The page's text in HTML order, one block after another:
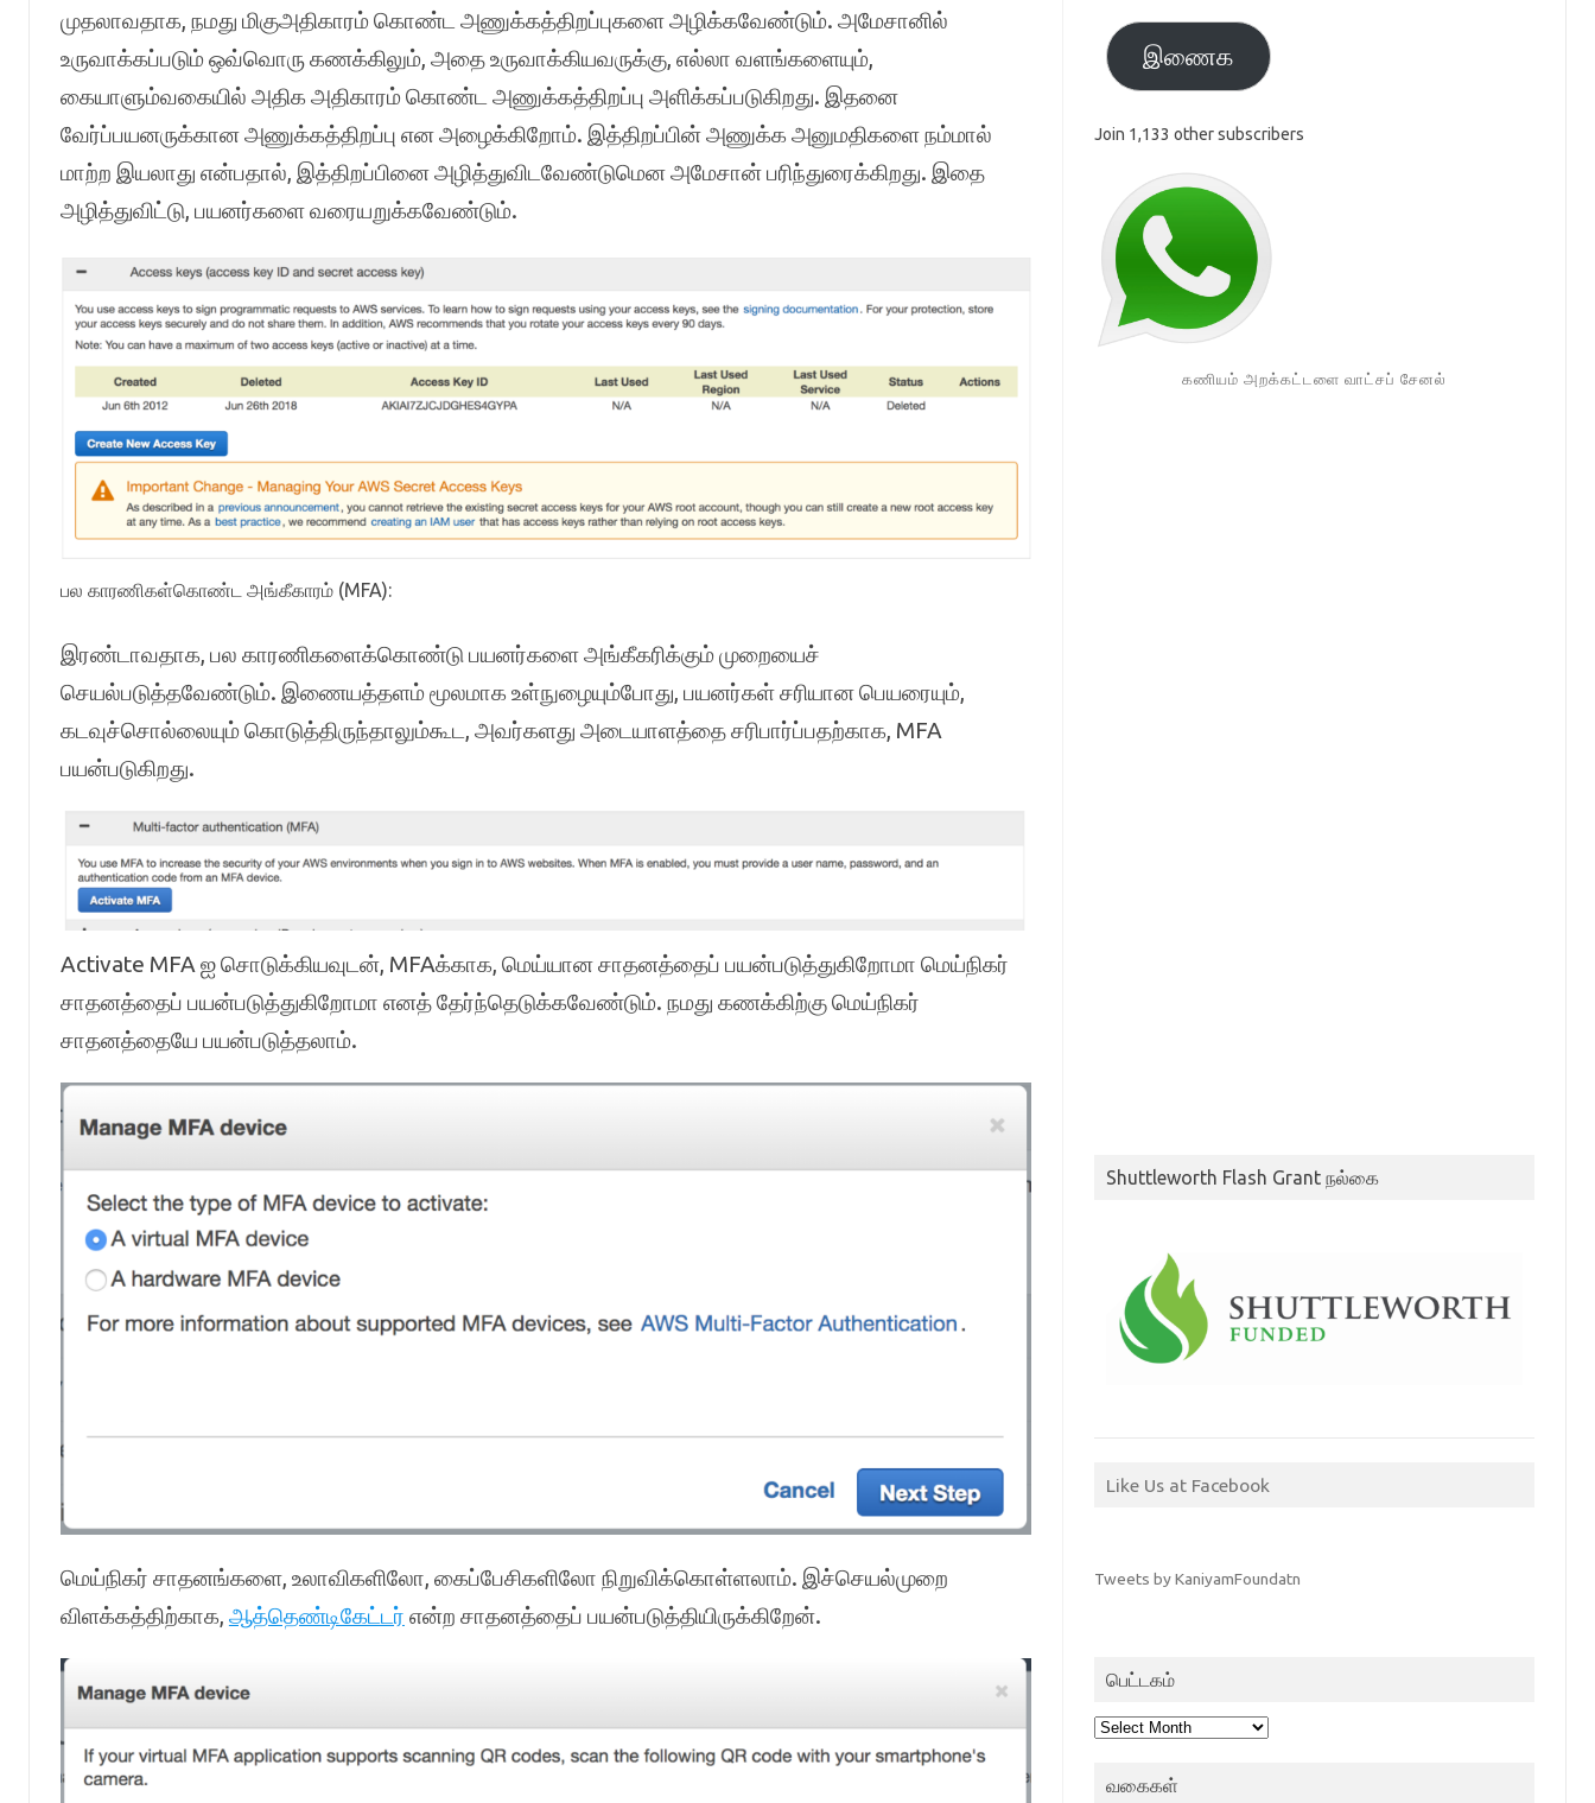
முதலாவதாக, நமது மிகுஅதிகாரம் கொண்ட அணுக்கத்திறப்புகளை அழிக்கவேண்டும். அமேசானில்
உருவாக்கப்படும் ஒவ்வொரு கணக்கிலும், அதை உருவாக்கியவருக்கு, எல்லா வளங்களையும்,
கையாளும்வகையில் அதிக அதிகாரம் கொண்ட அணுக்கத்திறப்பு அளிக்கப்படுகிறது. இதனை
வேர்ப்பயனருக்கான அணுக்கத்திறப்பு என அழைக்கிறோம். இத்திறப்பின் அணுக்க அனுமதிகளை நம்மால்
மாற்ற இயலாது என்பதால், இத்திறப்பினை அழித்துவிடவேண்டுமென அமேசான் பரிந்துரைக்கிறது. இதை
அழித்துவிட்டு, பயனர்களை வரையறுக்கவேண்டும்.
பல காரணிகள்கொண்ட அங்கீகாரம் (MFA):
இரண்டாவதாக, பல காரணிகளைக்கொண்டு பயனர்களை அங்கீகரிக்கும் முறையைச்
செயல்படுத்தவேண்டும். இணையத்தளம் மூலமாக உள்நுழையும்போது, பயனர்கள் சரியான பெயரையும்,
கடவுச்சொல்லையும் கொடுத்திருந்தாலும்கூட, அவர்களது அடையாளத்தை சரிபார்ப்பதற்காக, MFA
பயன்படுகிறது.
Activate MFA ஐ சொடுக்கியவுடன், MFAக்காக, மெய்யான சாதனத்தைப் பயன்படுத்துகிறோமா மெய்நிகர்
சாதனத்தைப் பயன்படுத்துகிறோமா எனத் தேர்ந்தெடுக்கவேண்டும். நமது கணக்கிற்கு மெய்நிகர்
சாதனத்தையே பயன்படுத்தலாம்.
மெய்நிகர் சாதனங்களை, உலாவிகளிலோ, கைப்பேசிகளிலோ நிறுவிக்கொள்ளலாம். இச்செயல்முறை
விளக்கத்திற்காக, ஆத்தெண்டிகேட்டர் என்ற சாதனத்தைப் பயன்படுத்தியிருக்கிறேன்.
இணைக
Join 1,133 other subscribers
கணியம் அறக்கட்டளை வாட்சப் சேனல்
Shuttleworth Flash Grant நல்கை
Like Us at Facebook
Tweets by KaniyamFoundatn
பெட்டகம்
பெட்டகம்
வகைகள்